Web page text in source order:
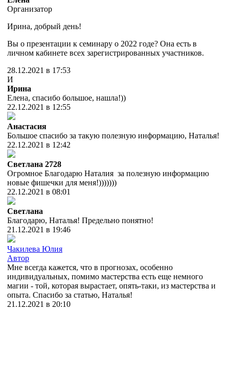
Организатор
Ирина, добрый день!
Вы о презентации к семинару о 2022 годе? Она есть в
личном кабинете всех зарегистрированных участников.
28.12.2021 в 17:53
И
Ирина
Елена, спасибо большое, нашла!))
22.12.2021 в 12:55
Анастасия
Большое спасибо за такую полезную информацию, Наталья!
22.12.2021 в 12:42
Cветлана 2728
Огромное Благодарю Наталия за полезную информацию
новые фишечки для меня!)))))))
22.12.2021 в 08:01
Светлана
Благодарю, Наталья! Предельно понятно!
21.12.2021 в 19:46
Чакилева Юлия
Автор
Мне всегда кажется, что в прогнозах, особенно
индивидуальных, помимо мастерства есть еще немного
магии - той, которая вырастает, опять-таки, из мастерства и
опыта. Спасибо за статью, Наталья!
21.12.2021 в 20:10